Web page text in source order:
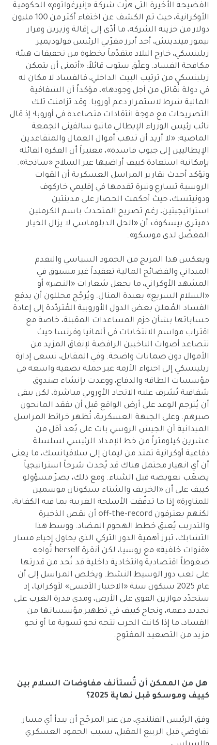
الفضيحة الأخيرة التي هزّت شركة «إنيرغواتوم» الحكومية
الأوكرانية، حيث تم الكشف عن اختفاء أكثر من 100 مليون
دولار من خزينة الشركة، ما أدّى إلى إقالة وزيرين وفرار
تيمور مينديتش، أحد أبرز مقرّبي الرئيس فولوديمير
زيلينسكي، خارج البلاد متقدّماً بخطوة من تحقيقات هيئة
مكافحة الفساد. وعلّق ستوب قائلاً: «أتمنى أن يتمكن
زيلينسكي من ترتيب البيت الداخلي، فالفساد لا مكان له
في دولة تُقاتل من أجل وجودها»، مؤكداً أن الشفافية
المالية شرط لاستمرار دعم أوروبا. وقد تزامنت تلك
التصريحات مع موجة انتقادات متصاعدة في أوروبا؛ إذ قال
نائب رئيس الوزراء الإيطالي ماتيو سالفيني الجمعة
الماضية: «لا أريد أن تذهب أموال العمال والمتقاعدين
الإيطاليين إلى جيوب فاسدة»، معتبراً أن الفكرة القائلة
بإمكانية استعادة كييف أراضيها عبر السلاح «ساذجة».
وتؤكد أحدث تقارير المراسل العسكرية أن القوات
الروسية تسارع وتيرة تقدمها في إقليمي خاركوف
ودونيتسك، حيث أحكمت الحصار على مدينتين
استراتيجيتين، رغم تصريح المتحدث باسم الكرملين
دميتري بيسكوف أن «الحل الدبلوماسي لا يزال الخيار
المفضّل لدى موسكو».
ويعكس هذا المزيج من الجمود السياسي والتقدم
الميداني والفضائح المالية تعقيداً غير مسبوق في
المشهد الأوكراني، ما يجعل شعارات «النصر» أو
«السلام السريع» بعيدة المنال. ويُرجّح محللون أن يدفع
الفساد المُعلن بعض الدول الأوروبية المُتردّدة إلى إعادة
حساباتها بشأن حزم المساعدات المقبلة، خاصة مع
اقتراب مواسم الانتخابات في ألمانيا وفرنسا حيث
تتصاعد أصوات الناخبين الرافضة لإنفاق المزيد من
الأموال دون ضمانات واضحة. وفي المقابل، تسعى إدارة
زيلينسكي إلى احتواء الأزمة عبر حملة تصفية واسعة في
مؤسسات الطاقة والدفاع، ووعدت بإنشاء صندوق
شفافية يُشرف عليه الاتحاد الأوروبي مباشرة، لكن يبقى
أن يُترجم الوعد على أرض الواقع قبل أن يفقد المانحون
صبرهم. وعلى الجبهة العسكرية، تُظهر خرائط المراسل
الميدانية أن الجيش الروسي بات على بُعد أقل من
عشرين كيلومتراً من خط الإمداد الرئيسي لسلسلة
دفاعية أوكرانية تمتد من ليمان إلى سلافيانسك، ما يعني
أن أي انهيار محتمل هناك قد يُحدث شرخاً استراتيجياً
يصعّب تعويضه قبل الشتاء. ومع ذلك، يصرّ مسؤولو
كييف على أن «الخريف والشتاء سيكونان موسمين
للمناورة» إذا ما تدفّقت الأسلحة الغربية بما فيه الكفاية،
لكنهم يعترفون off-the-record أن نقص الذخيرة
والتدريب يُعيق خطط الهجوم المضاد. ووسط هذا
التشابك، تبرز أهمية الدور التركي الذي يحاول إحياء مسار
«قنوات خلفية» مع روسيا، لكن أنقرة herself تُواجه
ضغوطاً اقتصادية وانتخادية داخلية قد تُحد من قدرتها
على لعب دور الوسيط النشط. ويخلص المراسل إلى أن
عام 2025 سيكون سنة «الاختبار الأقسى» لأوكرانيا، إذ
ستحدّد موازين القوى على الأرض، ومدى قدرة الغرب على
تجديد دعمه، ونجاح كييف في تطهير مؤسساتها من
الفساد، ما إذا كانت الحرب تتجه نحو تسوية ما أو نحو
مزيد من التصعيد المفتوح.
هل من الممكن أن تُستأنف مفاوضات السلام بين
كييف وموسكو قبل نهاية 2025؟
وفق الرئيس الفنلندي، من غير المرجّح أن يبدأ أي مسار
تفاوضي قبل الربيع المقبل، بسبب الجمود العسكري